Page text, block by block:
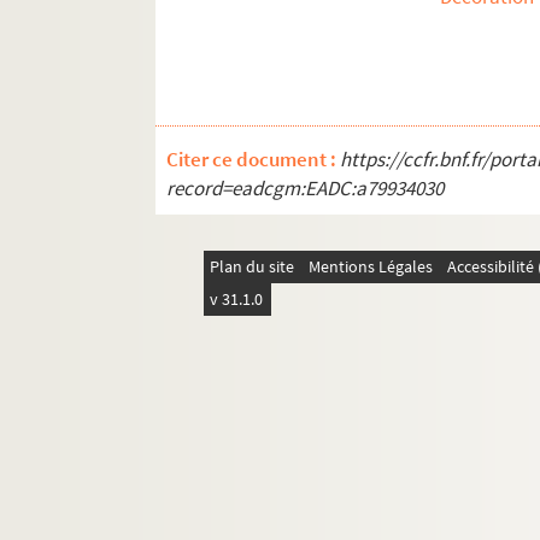
Citer ce document : https://ccfr.bnf.fr/
record=eadcgm:EADC:a79934030
Plan du site Mentions Légales
v 31.1.0